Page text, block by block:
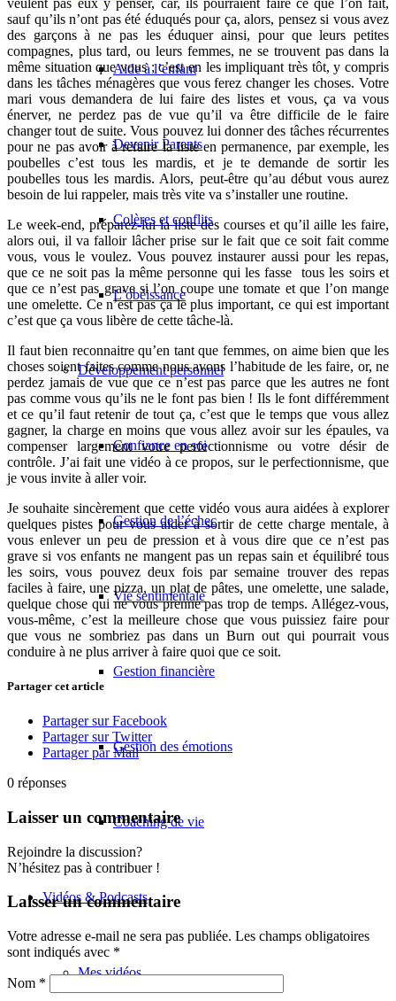
Aide à l’enfant
Devenir Parents
Colères et conflits
L’obéissance
Développement personnel
Confiance en soi
Gestion de l’échec
Vie sentimentale
Gestion financière
Gestion des émotions
Coaching de vie
Vidéos & Podcasts
Mes vidéos
sauf qu’ils n’ont pas été éduqués pour ça, alors, pensez si vous avez
des garçons à ne pas les éduquer ainsi, pour que leurs petites
compagnes, plus tard, ou leurs femmes, ne se trouvent pas dans la
même situation que vous ; c’est en les impliquant très tôt, y compris
dans les tâches ménagères que vous ferez changer les choses. Votre
mari vous demandera de lui faire des listes et vous, ça va vous
énerver, ne perdez pas de vue qu’il va être difficile de le faire
changer tout de suite. Vous pouvez lui donner des tâches récurrentes
pour ne pas avoir à refaire la liste en permanence, par exemple, les
poubelles c’est tous les mardis, et je te demande de sortir les
poubelles tous les mardis. Alors, peut-être qu’au début vous aurez
besoin de lui rappeler, mais très vite va s’installer une routine.
Le week-end, préparez-lui la liste des courses et qu’il aille les faire,
alors oui, il va falloir lâcher prise sur le fait que ce soit fait comme
vous, vous le voulez. Vous pouvez instaurer aussi pour les repas,
que ce ne soit pas la même personne qui les fasse tous les soirs et
que ce n’est pas grave si l’on coupe une tomate et que l’on mange
une omelette. Ce n’est pas ça le plus important, ce qui est important
c’est que ça vous libère de cette tâche-là.
Il faut bien reconnaitre qu’en tant que femmes, on aime bien que les
choses soient faites comme nous avons l’habitude de les faire, or, ne
perdez jamais de vue que ce n’est pas parce que les autres ne font
pas comme vous qu’ils ne le font pas bien ! Ils le font différemment
et ce qu’il faut retenir de tout ça, c’est que le temps que vous allez
gagner, la charge en moins que vous allez avoir sur les épaules, va
compenser largement votre perfectionnisme ou votre désir de
contrôle. J’ai fait une vidéo à ce propos, sur le perfectionnisme, que
je vous invite à aller voir.
Je souhaite sincèrement que cette vidéo vous aura aidées à explorer
quelques pistes pour vous aider à sortir de cette charge mentale, à
vous enlever un peu de pression et à vous dire que ce n’est pas
grave si vos enfants ne mangent pas un repas sain et équilibré tous
les soirs, vous pouvez deux fois par semaine trouver des repas
faciles à faire, une pizza, un plat de pâtes, une omelette, une salade,
quelque chose qui ne vous prenne pas trop de temps. Allégez-vous,
vous-même, c’est la meilleure chose que vous puissiez faire pour
que vous ne sombriez pas dans un Burn out qui pourrait vous
conduire à ne plus arriver à faire quoi que ce soit.
Partager cet article
Partager sur Facebook
Partager sur Twitter
Partager par Mail
0 réponses
Laisser un commentaire
Rejoindre la discussion?
N’hésitez pas à contribuer !
Laisser un commentaire
Votre adresse e-mail ne sera pas publiée. Les champs obligatoires
sont indiqués avec *
Nom *